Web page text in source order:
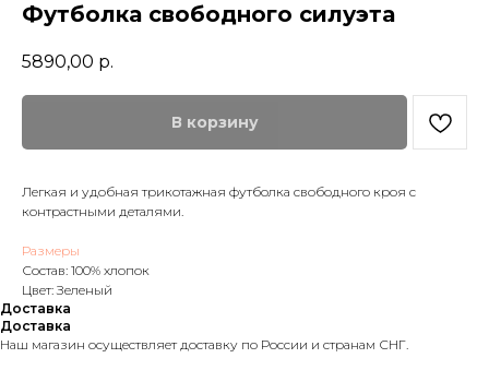
Футболка свободного силуэта
5890,00 р.
В корзину
Легкая и удобная трикотажная футболка свободного кроя с
контрастными деталями.
Размеры
Состав: 100% хлопок
Цвет: Зеленый
Доставка
Доставка
Наш магазин осуществляет доставку по России и странам СНГ.